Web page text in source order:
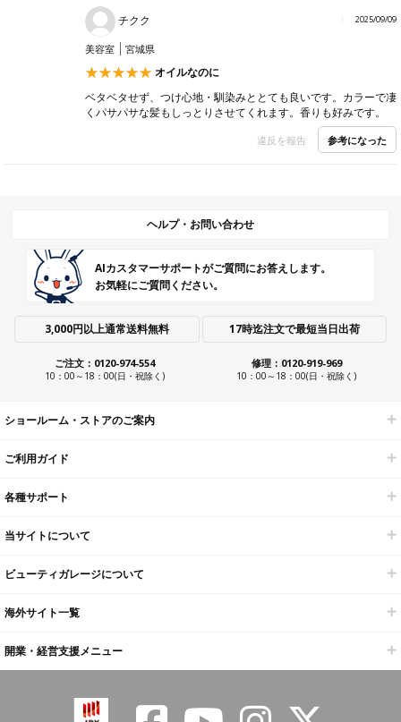
チクク 2025/09/09
美容室 宮城県
オイルなのに
ベタベタせず、つけ心地・馴染みととても良いです。カラーで凄
くパサパサな髪もしっとりさせてくれます。香りも好みです。
違反を報告 参考になった
ヘルプ・お問い合わせ
AIカスタマーサポートがご質問にお答えします。
お気軽にご質問ください。
3,000円以上通常送料無料 17時迄注文で最短当日出荷
ご注文：0120-974-554
10：00～18：00(日・祝除く)
修理：0120-919-969
10：00～18：00(日・祝除く)
ショールーム・ストアのご案内
ご利用ガイド
各種サポート
当サイトについて
ビューティガレージについて
海外サイト一覧
開業・経営支援メニュー